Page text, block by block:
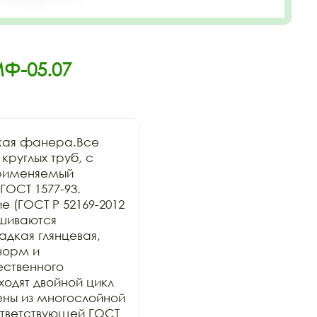
05.07
фанера.Все
труб, с
1577-93.
(ГОСТ Р 52169-2012
глянцевая,
и
двойной цикл
из многослойной
ГОСТ